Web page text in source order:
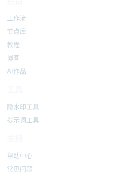
工作流
节点库
教程
博客
AI作品
隐水印工具
提示词工具
帮助中心
常见问题